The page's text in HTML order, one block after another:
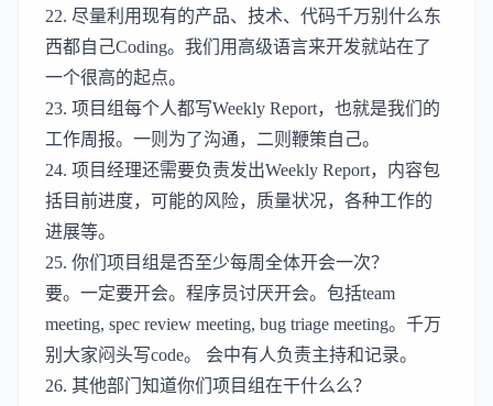
22. 尽量利用现有的产品、技术、代码千万别什么东
西都自己Coding。我们用高级语言来开发就站在了
一个很高的起点。
23. 项目组每个人都写Weekly Report，也就是我们的
工作周报。一则为了沟通，二则鞭策自己。
24. 项目经理还需要负责发出Weekly Report，内容包
括目前进度，可能的风险，质量状况，各种工作的
进展等。
25. 你们项目组是否至少每周全体开会一次？
要。一定要开会。程序员讨厌开会。包括team
meeting, spec review meeting, bug triage meeting。千万
别大家闷头写code。 会中有人负责主持和记录。
26. 其他部门知道你们项目组在干什么么？